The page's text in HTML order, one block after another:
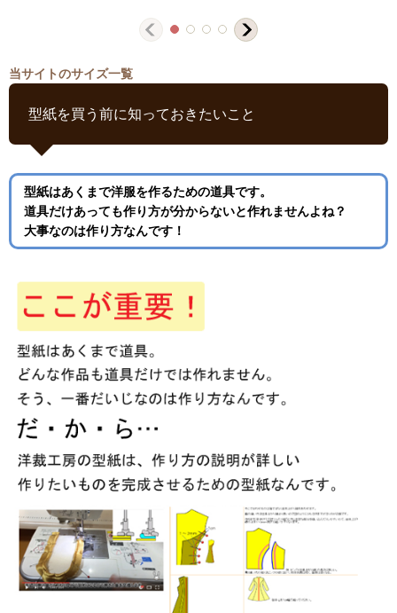
当サイトのサイズ一覧
型紙を買う前に知っておきたいこと
型紙はあくまで洋服を作るための道具です。
道具だけあっても作り方が分からないと作れませんよね？
大事なのは作り方なんです！